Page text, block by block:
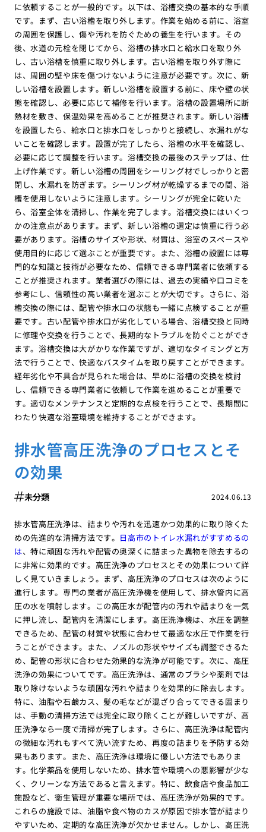
に依頼することが一般的です。以下は、浴槽交換の基本的な手順
です。まず、古い浴槽を取り外します。作業を始める前に、浴室
の周囲を保護し、傷や汚れを防ぐための養生を行います。その
後、水道の元栓を閉じてから、浴槽の排水口と給水口を取り外
し、古い浴槽を慎重に取り外します。古い浴槽を取り外す際に
は、周囲の壁や床を傷つけないように注意が必要です。次に、新
しい浴槽を設置します。新しい浴槽を設置する前に、床や壁の状
態を確認し、必要に応じて補修を行います。浴槽の設置場所に断
熱材を敷き、保温効果を高めることが推奨されます。新しい浴槽
を設置したら、給水口と排水口をしっかりと接続し、水漏れがな
いことを確認します。設置が完了したら、浴槽の水平を確認し、
必要に応じて調整を行います。浴槽交換の最後のステップは、仕
上げ作業です。新しい浴槽の周囲をシーリング材でしっかりと密
閉し、水漏れを防ぎます。シーリング材が乾燥するまでの間、浴
槽を使用しないように注意します。シーリングが完全に乾いた
ら、浴室全体を清掃し、作業を完了します。浴槽交換にはいくつ
かの注意点があります。まず、新しい浴槽の選定は慎重に行う必
要があります。浴槽のサイズや形状、材質は、浴室のスペースや
使用目的に応じて選ぶことが重要です。また、浴槽の設置には専
門的な知識と技術が必要なため、信頼できる専門業者に依頼する
ことが推奨されます。業者選びの際には、過去の実績や口コミを
参考にし、信頼性の高い業者を選ぶことが大切です。さらに、浴
槽交換の際には、配管や排水口の状態も一緒に点検することが重
要です。古い配管や排水口が劣化している場合、浴槽交換と同時
に修理や交換を行うことで、長期的なトラブルを防ぐことができ
ます。浴槽交換は大がかりな作業ですが、適切なタイミングと方
法で行うことで、快適なバスタイムを取り戻すことができます。
経年劣化や不具合が見られた場合は、早めに浴槽の交換を検討
し、信頼できる専門業者に依頼して作業を進めることが重要で
す。適切なメンテナンスと定期的な点検を行うことで、長期間に
わたり快適な浴室環境を維持することができます。
排水管高圧洗浄のプロセスとそ
の効果
2024.06.13
未分類
排水管高圧洗浄は、詰まりや汚れを迅速かつ効果的に取り除くた
めの先進的な清掃方法です。 日高市のトイレ水漏れがすすめるの
は、特に頑固な汚れや配管の奥深くに詰まった異物を除去するの
に非常に効果的です。高圧洗浄のプロセスとその効果について詳
しく見ていきましょう。まず、高圧洗浄のプロセスは次のように
進行します。専門の業者が高圧洗浄機を使用して、排水管内に高
圧の水を噴射します。この高圧水が配管内の汚れや詰まりを一気
に押し流し、配管内を清潔にします。高圧洗浄機は、水圧を調整
できるため、配管の材質や状態に合わせて最適な水圧で作業を行
うことができます。また、ノズルの形状やサイズも調整できるた
め、配管の形状に合わせた効果的な洗浄が可能です。次に、高圧
洗浄の効果についてです。高圧洗浄は、通常のブラシや薬剤では
取り除けないような頑固な汚れや詰まりを効果的に除去します。
特に、油脂や石鹸カス、髪の毛などが混ざり合ってできる固まり
は、手動の清掃方法では完全に取り除くことが難しいですが、高
圧洗浄なら一度で清掃が完了します。さらに、高圧洗浄は配管内
の微細な汚れもすべて洗い流すため、再度の詰まりを予防する効
果もあります。また、高圧洗浄は環境に優しい方法でもありま
す。化学薬品を使用しないため、排水管や環境への悪影響が少な
く、クリーンな方法であると言えます。特に、飲食店や食品加工
施設など、衛生管理が重要な場所では、高圧洗浄が効果的です。
これらの施設では、油脂や食べ物のカスが原因で排水管が詰まり
やすいため、定期的な高圧洗浄が欠かせません。しかし、高圧洗